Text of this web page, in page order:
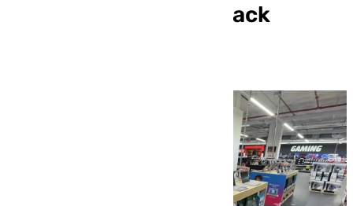
rebajas durante el ‘Black